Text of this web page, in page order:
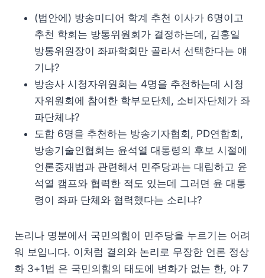
(법안에) 방송미디어 학계 추천 이사가 6명이고
추천 학회는 방통위원회가 결정하는데, 김홍일
방통위원장이 좌파학회만 골라서 선택한다는 얘
기냐?
방송사 시청자위원회는 4명을 추천하는데 시청
자위원회에 참여한 학부모단체, 소비자단체가 좌
파단체냐?
도합 6명을 추천하는 방송기자협회, PD연합회,
방송기술인협회는 윤석열 대통령의 후보 시절에
언론중재법과 관련해서 민주당과는 대립하고 윤
석열 캠프와 협력한 적도 있는데 그러면 윤 대통
령이 좌파 단체와 협력했다는 소리냐?
논리나 명분에서 국민의힘이 민주당을 누르기는 어려
워 보입니다. 이처럼 결의와 논리로 무장한 언론 정상
화 3+1법 은 국민의힘의 태도에 변화가 없는 한, 야 7